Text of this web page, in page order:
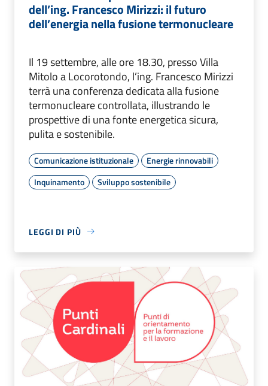
dell’ing. Francesco Mirizzi: il futuro
dell’energia nella fusione termonucleare
Il 19 settembre, alle ore 18.30, presso Villa
Mitolo a Locorotondo, l’ing. Francesco Mirizzi
terrà una conferenza dedicata alla fusione
termonucleare controllata, illustrando le
prospettive di una fonte energetica sicura,
pulita e sostenibile.
Comunicazione istituzionale
Energie rinnovabili
Inquinamento
Sviluppo sostenibile
LEGGI DI PIÙ